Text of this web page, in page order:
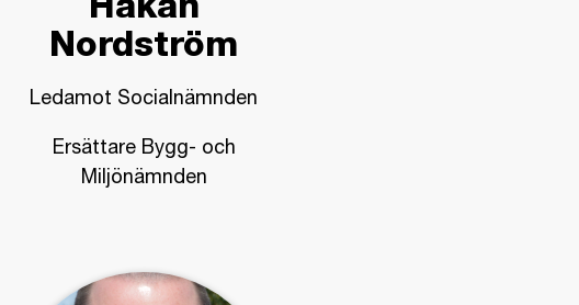
Nordström
Ledamot Socialnämnden
Ersättare Bygg- och
Miljönämnden